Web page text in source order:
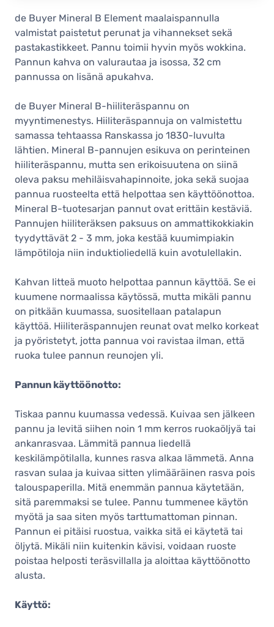
de Buyer Mineral B Element maalaispannulla
valmistat paistetut perunat ja vihannekset sekä
pastakastikkeet. Pannu toimii hyvin myös wokkina.
Pannun kahva on valurautaa ja isossa, 32 cm
pannussa on lisänä apukahva.
de Buyer Mineral B-hiiliteräspannu on
myyntimenestys. Hiiliteräspannuja on valmistettu
samassa tehtaassa Ranskassa jo 1830-luvulta
lähtien. Mineral B-pannujen esikuva on perinteinen
hiiliteräspannu, mutta sen erikoisuutena on siinä
oleva paksu mehiläisvahapinnoite, joka sekä suojaa
pannua ruosteelta että helpottaa sen käyttöönottoa.
Mineral B-tuotesarjan pannut ovat erittäin kestäviä.
Pannujen hiiliteräksen paksuus on ammattikokkiakin
tyydyttävät 2 - 3 mm, joka kestää kuumimpiakin
lämpötiloja niin induktioliedellä kuin avotulellakin.
Kahvan litteä muoto helpottaa pannun käyttöä. Se ei
kuumene normaalissa käytössä, mutta mikäli pannu
on pitkään kuumassa, suositellaan patalapun
käyttöä. Hiiliteräspannujen reunat ovat melko korkeat
ja pyöristetyt, jotta pannua voi ravistaa ilman, että
ruoka tulee pannun reunojen yli.
Pannun käyttöönotto:
Tiskaa pannu kuumassa vedessä. Kuivaa sen jälkeen
pannu ja levitä siihen noin 1 mm kerros ruokaöljyä tai
ankanrasvaa. Lämmitä pannua liedellä
keskilämpötilalla, kunnes rasva alkaa lämmetä. Anna
rasvan sulaa ja kuivaa sitten ylimääräinen rasva pois
talouspaperilla. Mitä enemmän pannua käytetään,
sitä paremmaksi se tulee. Pannu tummenee käytön
myötä ja saa siten myös tarttumattoman pinnan.
Pannun ei pitäisi ruostua, vaikka sitä ei käytetä tai
öljytä. Mikäli niin kuitenkin kävisi, voidaan ruoste
poistaa helposti teräsvillalla ja aloittaa käyttöönotto
alusta.
Käyttö: